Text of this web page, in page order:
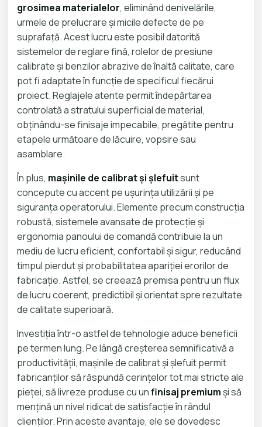
grosimea materialelor, eliminând denivelările,
urmele de prelucrare și micile defecte de pe
suprafață. Acest lucru este posibil datorită
sistemelor de reglare fină, rolelor de presiune
calibrate și benzilor abrazive de înaltă calitate, care
pot fi adaptate în funcție de specificul fiecărui
proiect. Reglajele atente permit îndepărtarea
controlată a stratului superficial de material,
obținându-se finisaje impecabile, pregătite pentru
etapele următoare de lăcuire, vopsire sau
asamblare.
În plus, mașinile de calibrat și șlefuitsunt
concepute cu accent pe ușurința utilizării și pe
siguranța operatorului. Elemente precum construcția
robustă, sistemele avansate de protecție și
ergonomia panoului de comandă contribuie la un
mediu de lucru eficient, confortabil și sigur, reducând
timpul pierdut și probabilitatea apariției erorilor de
fabricație. Astfel, se creează premisa pentru un flux
de lucru coerent, predictibil și orientat spre rezultate
de calitate superioară.
Investiția într-o astfel de tehnologie aduce beneficii
pe termen lung. Pe lângă creșterea semnificativă a
productivității, mașinile de calibrat și șlefuit permit
fabricanților să răspundă cerințelor tot mai stricte ale
pieței, să livreze produse cu unfinisaj premium și să
mențină un nivel ridicat de satisfacție în rândul
clienților. Prin aceste avantaje, ele se dovedesc